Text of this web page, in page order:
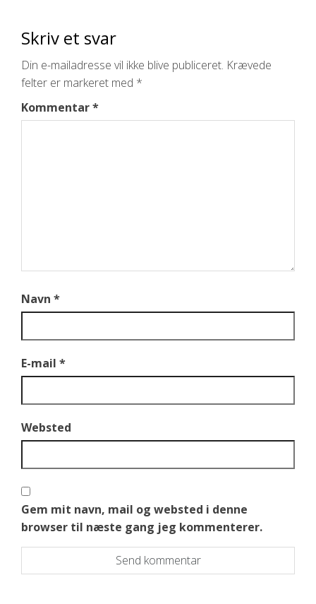
Skriv et svar
Din e-mailadresse vil ikke blive publiceret. Krævede
felter er markeret med *
Kommentar*
Navn *
E-mail *
Websted
Gem mit navn, mail og websted i denne
browser til næste gang jeg kommenterer.